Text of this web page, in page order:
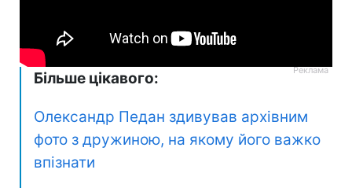
Більше цікавого:
Олександр Педан здивував архівним
фото з дружиною, на якому його важко
впізнати